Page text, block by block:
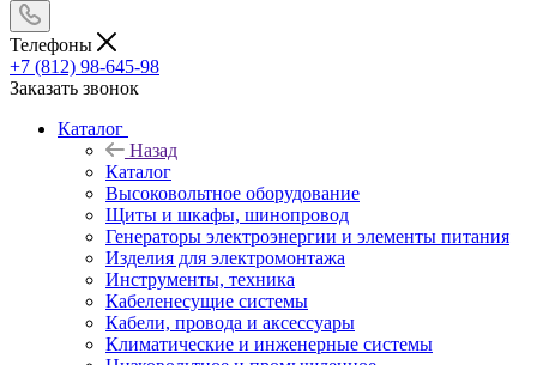
Телефоны
+7 (812) 98-645-98
Заказать звонок
Каталог
Назад
Каталог
Высоковольтное оборудование
Щиты и шкафы, шинопровод
Генераторы электроэнергии и элементы питания
Изделия для электромонтажа
Инструменты, техника
Кабеленесущие системы
Кабели, провода и аксессуары
Климатические и инженерные системы